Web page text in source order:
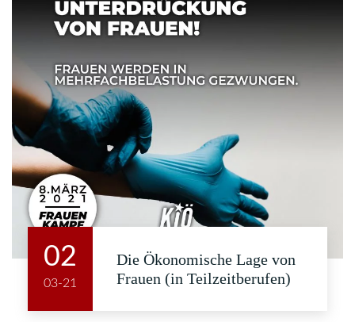
02
03-21
Die Ökonomische Lage von
Frauen (in Teilzeitberufen)